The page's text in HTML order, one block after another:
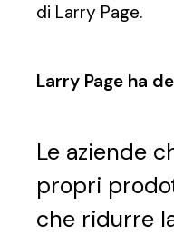
di Larry Page.
Larry Page ha
Le aziende
propri
che ridurre